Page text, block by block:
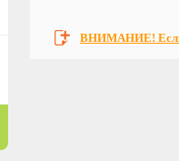
ВНИМАНИЕ! Если